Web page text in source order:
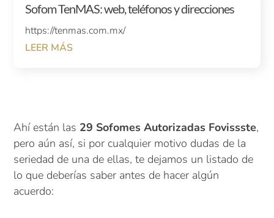
Sofom TenMAS: web, teléfonos y direcciones
https://tenmas.com.mx/
LEER MÁS
Ahí están las 29 Sofomes Autorizadas Fovissste,
pero aún así, si por cualquier motivo dudas de la
seriedad de una de ellas, te dejamos un listado de
lo que deberías saber antes de hacer algún
acuerdo: